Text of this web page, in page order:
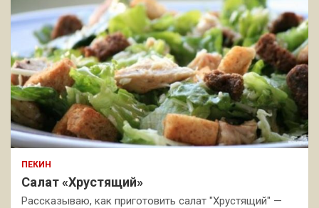
ПЕКИН
Салат «Хрустящий»
Рассказываю, как приготовить салат "Хрустящий" —